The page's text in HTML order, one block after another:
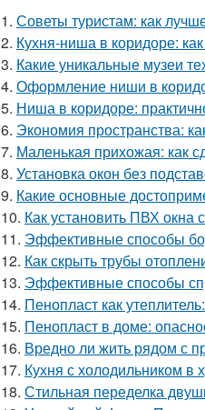
1. Советы туристам: как
2. Кухня-ниша в коридоре:
3. Какие уникальные музеи
4. Оформление ниши в
5. Ниша в коридоре:
6. Экономия пространства:
7. Маленькая прихожая: как
8. Установка окон без
9. Какие основные
10. Как установить ПВХ окна
11. Эффективные способы
12. Как скрыть трубы
13. Эффективные способы
14. Пенопласт как
15. Пенопласт в доме:
16. Вредно ли жить рядом с
17. Кухня с холодильником в
18. Стильная переделка